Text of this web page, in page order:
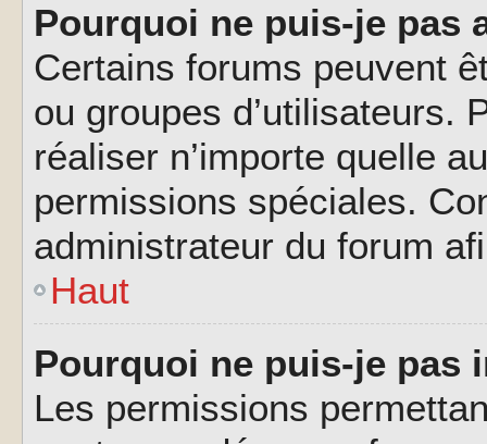
Pourquoi ne puis-je pas
Certains forums peuvent
ou groupes d’utilisateurs.
réaliser n’importe quelle
permissions spéciales.
administrateur du forum
Haut
Pourquoi ne puis-je pas
Les permissions